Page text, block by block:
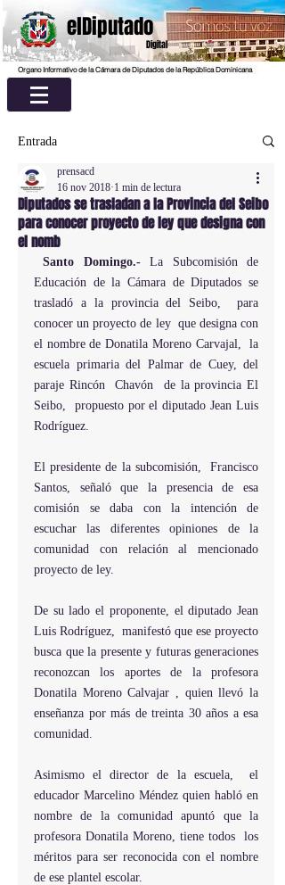
elDiputado
Digital
Organo Informativo de la Cámara de Diputados de la República Dominicana
Entrada
Diputados se trasladan a la Provincia del Seibo
para conocer proyecto de ley que designa con
el nomb
prensacd
16 nov 2018 1 min de lectura
Santo Domingo.- La Subcomisión de
Educación de la Cámara de Diputados se
trasladó a la provincia del Seibo,  para
conocer un proyecto de ley  que designa con
el nombre de Donatila Moreno Carvajal,  la
escuela primaria del Palmar de Cuey, del
paraje Rincón  Chavón  de la provincia El
Seibo,  propuesto por el diputado Jean Luis
Rodríguez.
El presidente de la subcomisión,  Francisco
Santos, señaló que la presencia de esa
comisión se daba con la intención de
escuchar las diferentes opiniones de la
comunidad con relación al mencionado
proyecto de ley.
De su lado el proponente, el diputado Jean
Luis Rodríguez,  manifestó que ese proyecto
busca que la presente y futuras generaciones
reconozcan los aportes de la profesora
Donatila Moreno Calvajar , quien llevó la
enseñanza por más de treinta 30 años a esa
comunidad.
Asimismo el director de la escuela,  el
educador Marcelino Méndez quien habló en
nombre de la comunidad apuntó que la
profesora Donatila Moreno, tiene todos  los
méritos para ser reconocida con el nombre
de ese plantel escolar.